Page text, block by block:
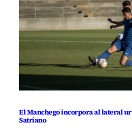
El Manchego incorpora al lateral
Satriano